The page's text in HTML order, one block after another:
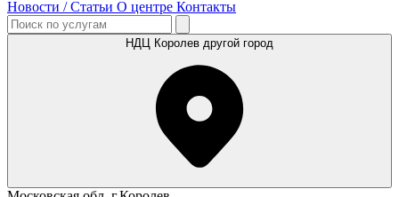
Новости / Статьи О центре Контакты
НДЦ Королев другой город